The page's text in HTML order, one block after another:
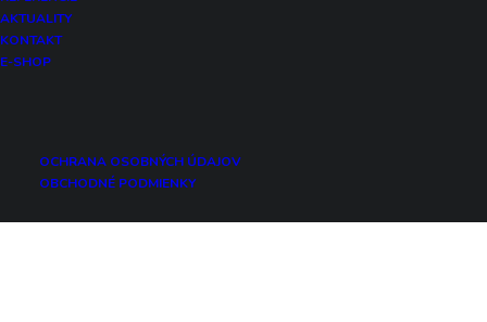
AKTUALITY
KONTAKT
E-SHOP
OCHRANA OSOBNÝCH ÚDAJOV
OBCHODNÉ PODMIENKY
Produkty
Zaujímavosti